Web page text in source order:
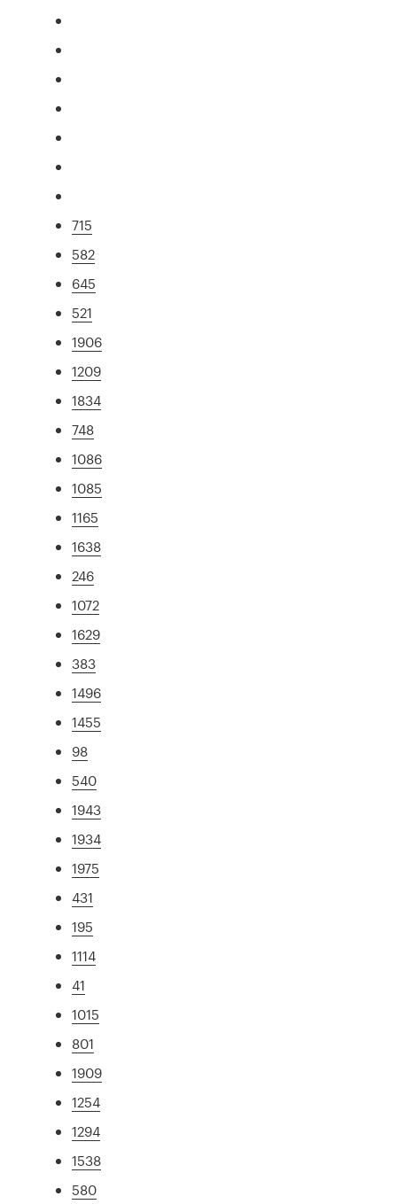
715
582
645
521
1906
1209
1834
748
1086
1085
1165
1638
246
1072
1629
383
1496
1455
98
540
1943
1934
1975
431
195
1114
41
1015
801
1909
1254
1294
1538
580